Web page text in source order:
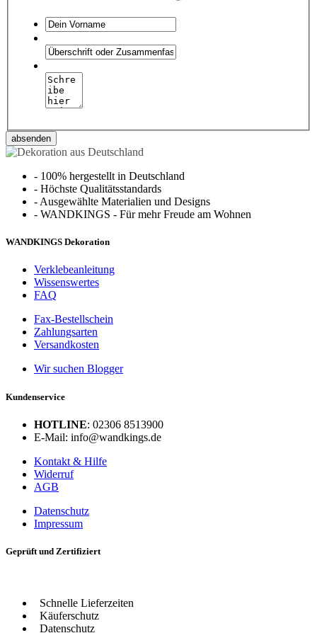
absenden
- 100% hergestellt in Deutschland
- Höchste Qualitätsstandards
- Ausgewählte Materialien und Designs
- WANDKINGS - Für mehr Freude am Wohnen
WANDKINGS Dekoration
Verklebeanleitung
Wissenswertes
FAQ
Fax-Bestellschein
Zahlungsarten
Versandkosten
Wir suchen Blogger
Kundenservice
HOTLINE: 02306 8513900
E-Mail: info@wandkings.de
Kontakt & Hilfe
Widerruf
AGB
Datenschutz
Impressum
Geprüft und Zertifiziert
Schnelle Lieferzeiten
Käuferschutz
Datenschutz